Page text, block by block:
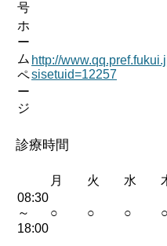
号
ホ
ー
ム
ペ
ー
ジ
http://
sisetuid=12257
診療時間
月 火 水
08:30
～
18:00
○ ○ ○ ○